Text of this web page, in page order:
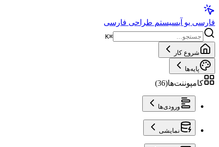
فارسی یو آیسیستم طراحی فارسی
⌘
K
شروع کار
پایه‌ها
کامپوننت‌ها(
36
)
ورودی‌ها
نمایشی